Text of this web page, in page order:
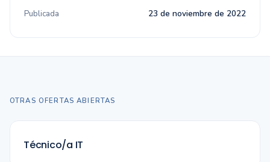
Publicada 23 de noviembre de 2022
OTRAS OFERTAS ABIERTAS
Técnico/a IT